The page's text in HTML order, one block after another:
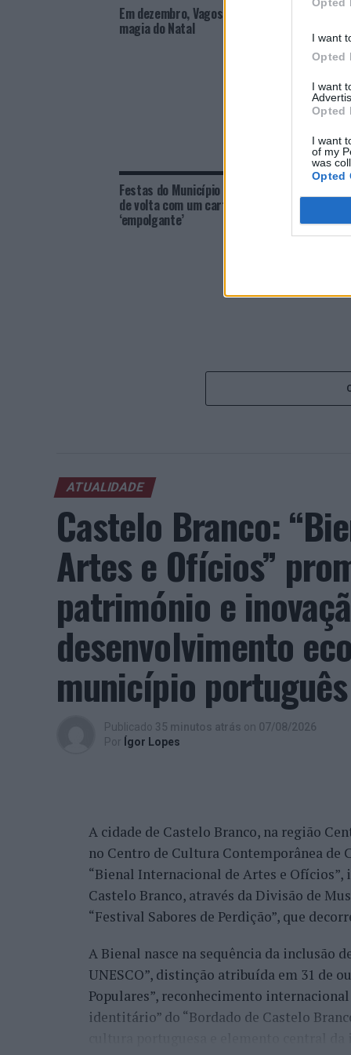
I want
Opted
I want
Opted
I want
of my
was
Opted
Em dezembro, Vagos volta a sentir a
magia do Natal
Festas do Município de Vagos estão
de volta com um cartaz
‘empolgante’ e
a
ATUALIDADE
Castelo Branco:
Artes e Ofícios”
património e
desenvolvimento
município português
Publicado 35 minutos atrás on 07/08/2026
Por Ígor Lopes
A cidade de Castelo Branco, na região
no Centro de Cultura Contemporânea de
“Bienal Internacional de Artes e
Castelo Branco, através da Divisão de
“Festival Sabores de Perdição”, que
A Bienal nasce na sequência da inclusão
UNESCO”, distinção atribuída em 31 de
Populares”, reconhecimento
identitário” do “Bordado de Castelo